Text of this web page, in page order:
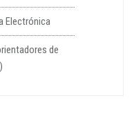
Electrónica
de